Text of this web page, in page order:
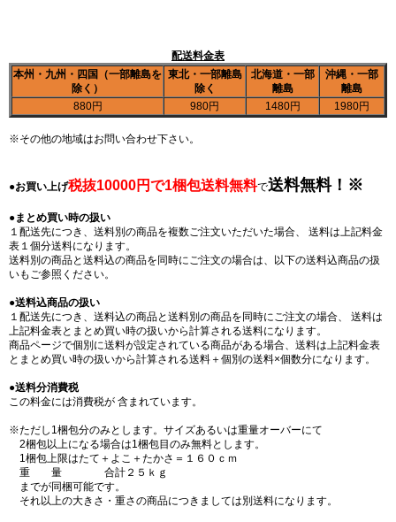
配送料金表
本州・九州・四国（一部離島を
除く）
東北・一部離島
除く
北海道・一部
離島
沖縄・一部
離島
880円
980円 1480円 1980円
※その他の地域はお問い合わせ下さい。
●お買い上げ税抜10000円で1梱包送料無料で送料無料！※
●まとめ買い時の扱い
１配送先につき、送料別の商品を複数ご注文いただいた場合、 送料は上記料金
表１個分送料になります。
送料別の商品と送料込の商品を同時にご注文の場合は、以下の送料込商品の扱
いもご参照ください。
●送料込商品の扱い
１配送先につき、送料込の商品と送料別の商品を同時にご注文の場合、 送料は
上記料金表とまとめ買い時の扱いから計算される送料になります。
商品ページで個別に送料が設定されている商品がある場合、送料は上記料金表
とまとめ買い時の扱いから計算される送料＋個別の送料×個数分になります。
●送料分消費税
この料金には消費税が 含まれています。
※ただし1梱包分のみとします。サイズあるいは重量オーバーにて
2梱包以上になる場合は1梱包目のみ無料とします。
1梱包上限はたて＋よこ＋たかさ＝１６０ｃｍ
重 量 合計２５ｋｇ
までが同梱可能です。
それ以上の大きさ・重さの商品につきましては別送料になります。